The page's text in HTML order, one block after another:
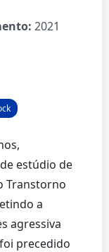
2021
estúdio de
Transtorno
a
agressiva
precedido